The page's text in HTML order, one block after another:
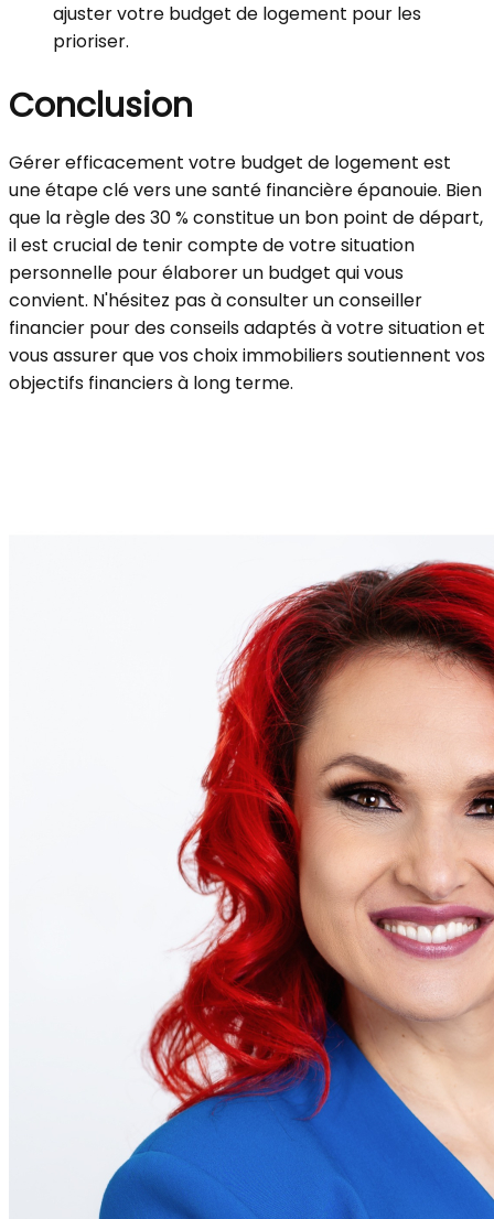
ajuster votre budget de logement pour les
prioriser.
Conclusion
Gérer efficacement votre budget de logement est
une étape clé vers une santé financière épanouie. Bien
que la règle des 30 % constitue un bon point de départ,
il est crucial de tenir compte de votre situation
personnelle pour élaborer un budget qui vous
convient. N'hésitez pas à consulter un conseiller
financier pour des conseils adaptés à votre situation et
vous assurer que vos choix immobiliers soutiennent vos
objectifs financiers à long terme.